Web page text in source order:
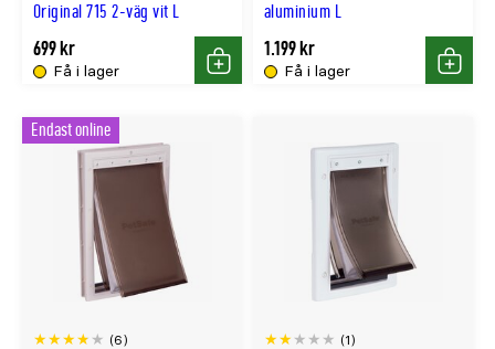
Original 715 2-väg vit L
Få i lager
699 kr
Köp
aluminium L
Få i lager
1.199 kr
Köp
(6)
Endast online
(1)